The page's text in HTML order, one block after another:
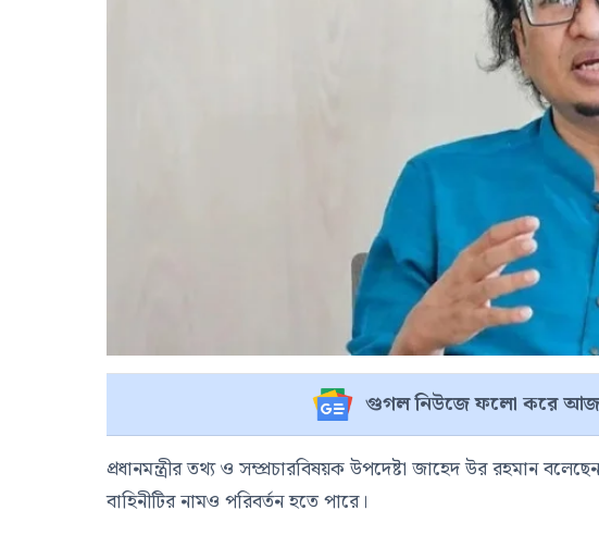
গুগল নিউজে ফলো করে
প্রধানমন্ত্রীর তথ্য ও সম্প্রচারবিষয়ক উপদেষ্টা জাহেদ উর রহমান
বাহিনীটির নামও পরিবর্তন হতে পারে।